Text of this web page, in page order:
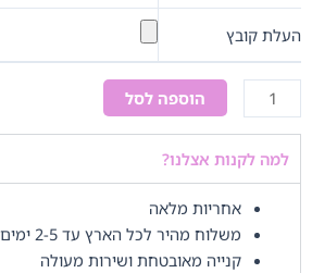
העלת קובץ
מים
HAPPY
BIRTHDAY
הוספה לסל
למה לקנות אצלנו?
אחריות מלאה
משלוח מהיר לכל הארץ עד 2-5 ימים
קנייה מאובטחת ושירות מעולה